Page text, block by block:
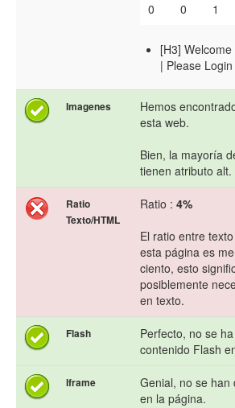
0 0 1
[H3]
| Please Login
Imagenes
Hemos
esta web.
Bien, la mayoría
tienen atributo alt.
Ratio
Texto/HTML
Ratio : 4%
El ratio entre
esta página es
ciento, esto
posiblemente
en texto.
Flash
Perfecto, no se
contenido Flash
Iframe
Genial, no se
en la página.